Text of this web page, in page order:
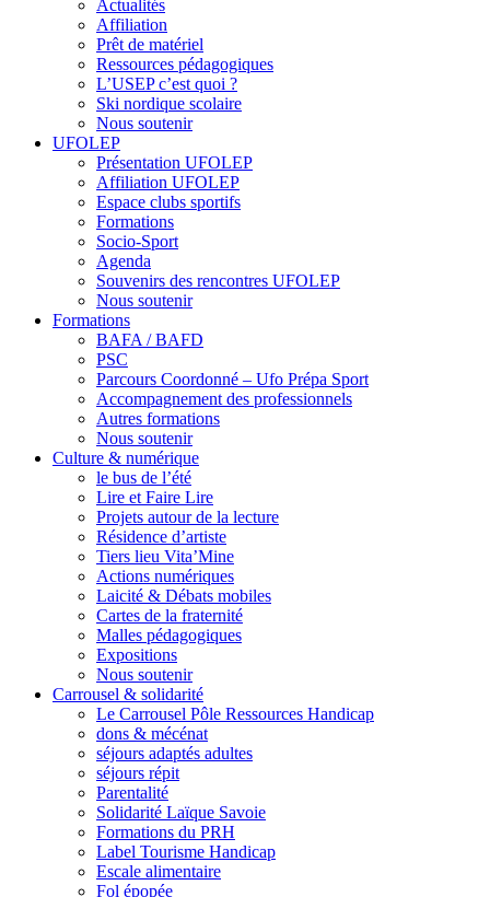
Actualités
Affiliation
Prêt de matériel
Ressources pédagogiques
L’USEP c’est quoi ?
Ski nordique scolaire
Nous soutenir
UFOLEP
Présentation UFOLEP
Affiliation UFOLEP
Espace clubs sportifs
Formations
Socio-Sport
Agenda
Souvenirs des rencontres UFOLEP
Nous soutenir
Formations
BAFA / BAFD
PSC
Parcours Coordonné – Ufo Prépa Sport
Accompagnement des professionnels
Autres formations
Nous soutenir
Culture & numérique
le bus de l’été
Lire et Faire Lire
Projets autour de la lecture
Résidence d’artiste
Tiers lieu Vita’Mine
Actions numériques
Laicité & Débats mobiles
Cartes de la fraternité
Malles pédagogiques
Expositions
Nous soutenir
Carrousel & solidarité
Le Carrousel Pôle Ressources Handicap
dons & mécénat
séjours adaptés adultes
séjours répit
Parentalité
Solidarité Laïque Savoie
Formations du PRH
Label Tourisme Handicap
Escale alimentaire
Fol épopée